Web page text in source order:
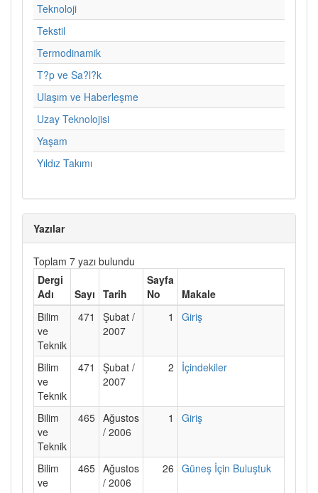
Teknoloji
Tekstil
Termodinamik
T?p ve Sa?l?k
Ulaşım ve Haberleşme
Uzay Teknolojisi
Yaşam
Yıldız Takımı
Yazılar
Toplam 7 yazı bulundu
Dergi
Adı
Sayı Tarih
Sayfa
No
Makale
Bilim
ve
Teknik
471
Şubat /
2007
1 Giriş
Bilim
ve
Teknik
471
Şubat /
2007
2 İçindekiler
Bilim
ve
Teknik
465 Ağustos
/ 2006
1 Giriş
Bilim
ve
465 Ağustos
/ 2006
26 Güneş İçin Buluştuk